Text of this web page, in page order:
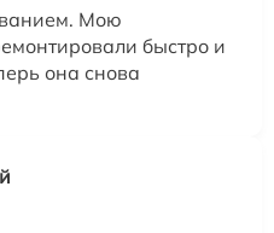
Мою
быстро и
она снова